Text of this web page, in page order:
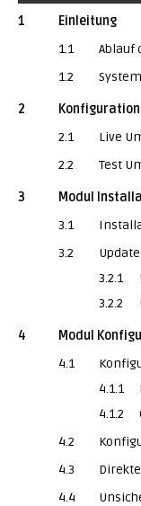
1
Einleitung
1.1
Ablauf
1.2
2
Konfiguration
2.1
Live
2.2
Test
3
Modul
3.1
3.2
3.2.1
3.2.2
4
Modul
4.1
4.1.1
4.1.2
4.2
4.3
4.4